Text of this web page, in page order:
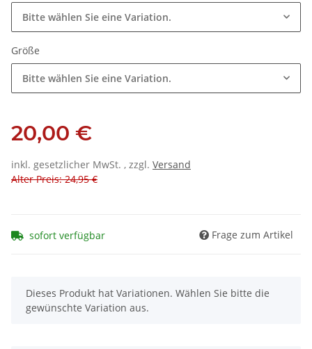
Bitte wählen Sie eine Variation.
Größe
Bitte wählen Sie eine Variation.
20,00 €
inkl. gesetzlicher MwSt. , zzgl. Versand
Alter Preis: 24,95 €
sofort verfügbar Frage zum Artikel
x
Dieses Produkt hat Variationen. Wählen Sie bitte die
gewünschte Variation aus.